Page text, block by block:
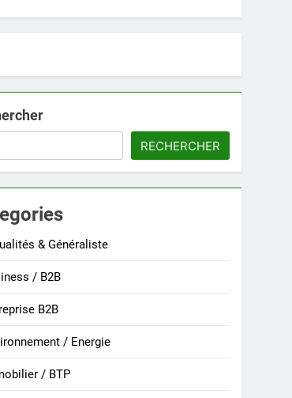
RECHERCHER
& Généraliste
/ B2B
B2B
/ Energie
/ BTP